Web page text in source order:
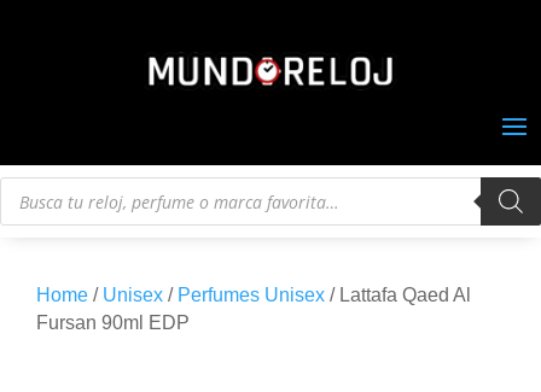
Búsqueda
Home / Unisex / Perfumes Unisex / Lattafa Qaed Al
Fursan 90ml EDP